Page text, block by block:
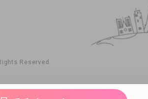
Reserved.